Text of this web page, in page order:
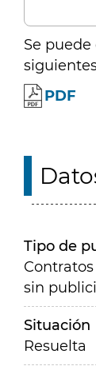
Se
PDF
Tipo de
sin
Situación
Resuelta